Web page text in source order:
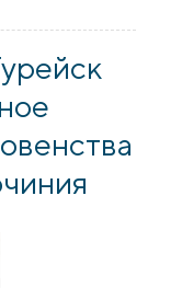
богослужение
благочиния